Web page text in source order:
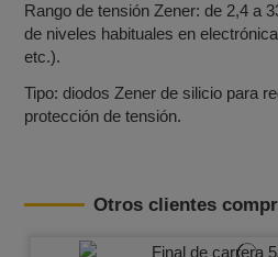
Rango de tensión Zener: de 2,4 a
de niveles habituales en
etc.).
Tipo: diodos Zener de silicio para
protección de tensión.
Otros clientes